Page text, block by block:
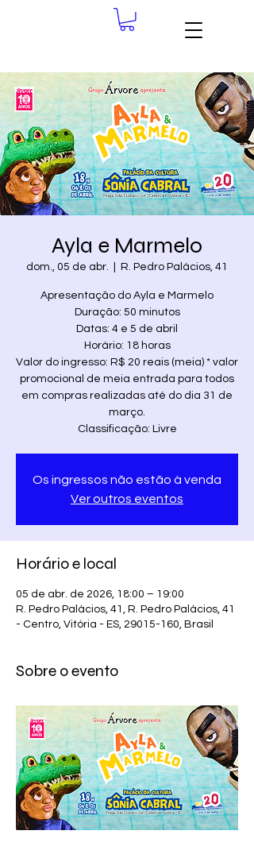
Ayla e Marmelo
dom., 05 de abr. R. Pedro Palácios, 41
Apresentação do Ayla e Marmelo
Duração: 50 minutos
Datas: 4 e 5 de abril
Horário: 18 horas
Valor do ingresso: R$ 20 reais (meia) * valor
promocional de meia entrada para todos
em compras realizadas até do dia 31 de
março.
Os ingressos não estão à venda
Ver outros eventos
Horário e local
05 de abr. de 2026, 18:00 – 19:00
R. Pedro Palácios, 41, R. Pedro Palácios, 41
- Centro, Vitória - ES, 29015-160, Brasil
Sobre o evento